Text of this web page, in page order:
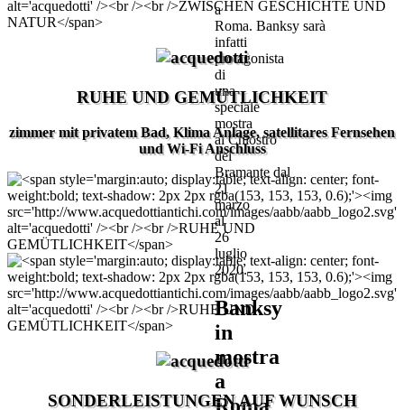
RUHE UND GEMÜTLICHKEIT
zimmer mit privatem Bad, Klima Anlage, satellitares Fernsehen
und Wi-Fi Anschluss
SONDERLEISTUNGEN AUF WUNSCH
a
Roma. Banksy sarà
infatti
protagonista
di
una
speciale
mostra
al Chiostro
del
Bramante dal
21
marzo
al
26
luglio
2020.
Banksy
in
mostra
a
Roma